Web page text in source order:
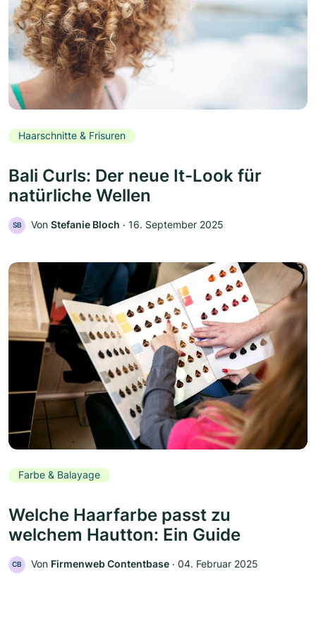
Haarschnitte & Frisuren
Bali Curls: Der neue It-Look für
natürliche Wellen
SB Von Stefanie Bloch ‧ 16. September 2025
Farbe & Balayage
Welche Haarfarbe passt zu
welchem Hautton: Ein Guide
CB Von Firmenweb Contentbase ‧ 04. Februar 2025